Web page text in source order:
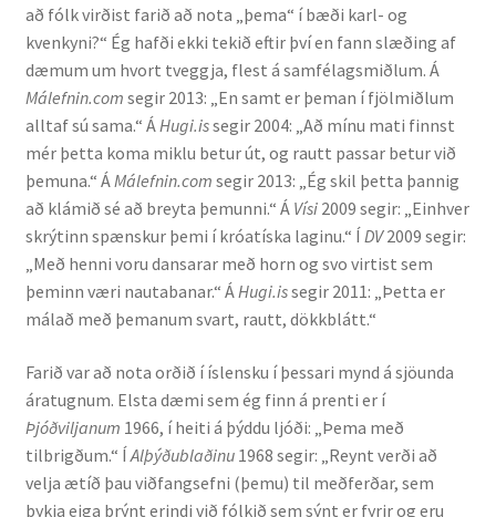
Kennd námskeið
Kennsluefni
Yfirlit um kennslu
Stjórnun
Innan Háskólans
Samstarfsverkefni
Styrkir og verðlaun
Utan Háskólans
Verkefnisstjórn
að fólk virðist farið að nota „þema“ í bæði karl- og
kvenkyni?“ Ég hafði ekki tekið eftir því en fann slæðing af
dæmum um hvort tveggja, flest á samfélagsmiðlum. Á
Málefnin.com segir 2013: „En samt er þeman í fjölmiðlum
alltaf sú sama.“ ÁHugi.issegir 2004: „Að mínu mati finnst
mér þetta koma miklu betur út, og rautt passar betur við
þemuna.“ ÁMálefnin.com segir 2013: „Ég skil þetta þannig
að klámið sé að breyta þemunni.“ Á Vísi2009 segir: „Einhver
skrýtinn spænskur þemi í króatíska laginu.“ Í DV2009 segir:
„Með henni voru dansarar með horn og svo virtist sem
þeminn væri nautabanar.“ ÁHugi.issegir 2011: „Þetta er
málað með þemanum svart, rautt, dökkblátt.“
Farið var að nota orðið í íslensku í þessari mynd á sjöunda
áratugnum. Elsta dæmi sem ég finn á prenti er í
Þjóðviljanum 1966, í heiti á þýddu ljóði: „Þema með
tilbrigðum.“ ÍAlþýðublaðinu 1968 segir: „Reynt verði að
velja ætíð þau viðfangsefni (þemu) til meðferðar, sem
þykja eiga brýnt erindi við fólkið sem sýnt er fyrir og eru